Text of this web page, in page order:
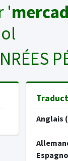
'
Anglais